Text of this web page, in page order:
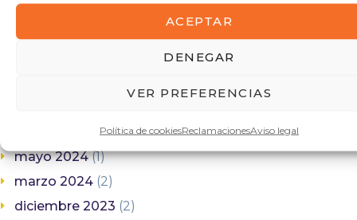
ACEPTAR
DENEGAR
VER PREFERENCIAS
Política de cookiesReclamacionesAviso legal
enero 2025(3)
noviembre 2024
(5)
mayo 2024(1)
marzo 2024 (2)
diciembre 2023 (2)